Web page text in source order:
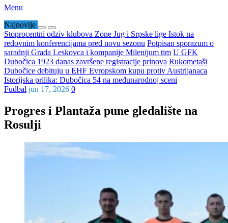
Menu
Najnovije
Stoprocentni odziv klubova Zone Jug i Srpske lige Istok na
redovnim konferencijama pred novu sezonu Potpisan sporazum o
saradnji Grada Leskovca i kompanije Milenijum tim U GFK
Dubočica 1923 danas završene registracije prinova Rukometaši
Dubočice debituju u EHF Evropskom kupu protiv Austrijanaca
Istorijska prilika: Dubočica 54 na međunarodnoj sceni
Fudbal jun 17, 2026 0
Progres i Plantaža pune gledalište na
Rosulji